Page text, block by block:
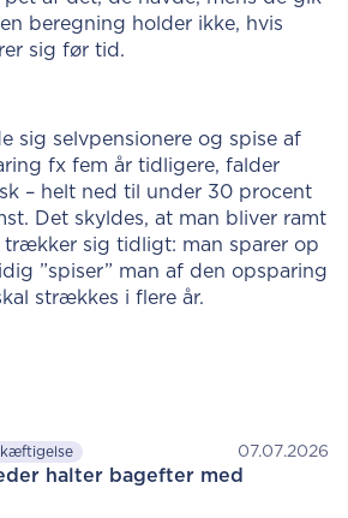
beregning holder ikke, hvis
sig før tid.
sig selvpensionere og spise af
fx fem år tidligere, falder
– helt ned til under 30 procent
Det skyldes, at man bliver ramt
trækker sig tidligt: man sparer op
”spiser” man af den opsparing
strækkes i flere år.
07.07.2026
halter bagefter med